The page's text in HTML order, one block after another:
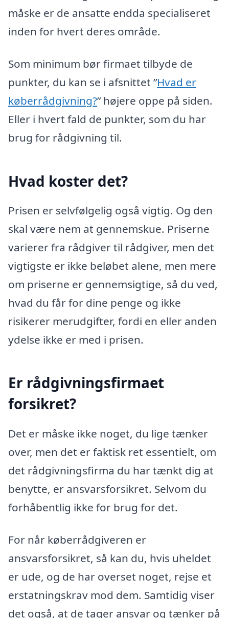
måske er de ansatte endda specialiseret
inden for hvert deres område.
Som minimum bør firmaet tilbyde de
punkter, du kan se i afsnittet ”Hvad er
køberrådgivning?” højere oppe på siden.
Eller i hvert fald de punkter, som du har
brug for rådgivning til.
Hvad koster det?
Prisen er selvfølgelig også vigtig. Og den
skal være nem at gennemskue. Priserne
varierer fra rådgiver til rådgiver, men det
vigtigste er ikke beløbet alene, men mere
om priserne er gennemsigtige, så du ved,
hvad du får for dine penge og ikke
risikerer merudgifter, fordi en eller anden
ydelse ikke er med i prisen.
Er rådgivningsfirmaet
forsikret?
Det er måske ikke noget, du lige tænker
over, men det er faktisk ret essentielt, om
det rådgivningsfirma du har tænkt dig at
benytte, er ansvarsforsikret. Selvom du
forhåbentlig ikke for brug for det.
For når køberrådgiveren er
ansvarsforsikret, så kan du, hvis uheldet
er ude, og de har overset noget, rejse et
erstatningskrav mod dem. Samtidig viser
det også, at de tager ansvar og tænker på